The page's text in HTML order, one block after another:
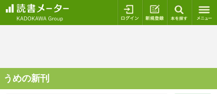
ログイン 新規登録
うめの新刊